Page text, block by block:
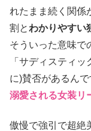
れたまま続く関係
割とわかりやすい
そういった意味で
「サディスティ
に)賛否があるん
溺愛される女装リ
傲慢で強引で超絶